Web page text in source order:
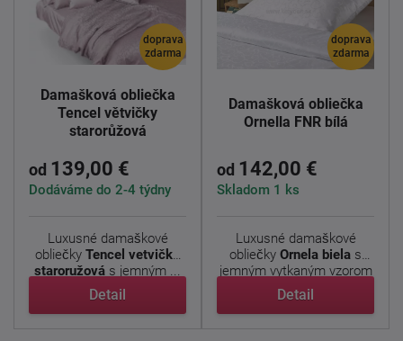
doprava
zdarma
Damašková obliečka
Tencel větvičky
starorůžová
od 139,00 €
Dodáváme do 2-4 týdny
Luxusné damaškové
obliečky Tencel vetvičky
staroružová s jemným ...
Detail
doprava
zdarma
Damašková obliečka
Ornella FNR bílá
od 142,00 €
Skladom 1 ks
Luxusné damaškové
obliečky Ornela biela s
jemným vytkaným vzorom
vo ...
Detail